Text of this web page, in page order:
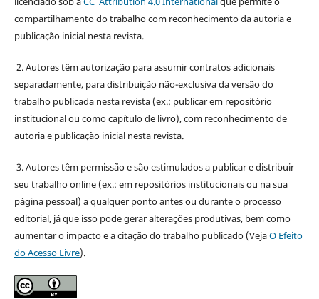
compartilhamento do trabalho com reconhecimento da autoria e
publicação inicial nesta revista.
2. Autores têm autorização para assumir contratos adicionais
separadamente, para distribuição não-exclusiva da versão do
trabalho publicada nesta revista (ex.: publicar em repositório
institucional ou como capítulo de livro), com reconhecimento de
autoria e publicação inicial nesta revista.
3. Autores têm permissão e são estimulados a publicar e distribuir
seu trabalho online (ex.: em repositórios institucionais ou na sua
página pessoal) a qualquer ponto antes ou durante o processo
editorial, já que isso pode gerar alterações produtivas, bem como
aumentar o impacto e a citação do trabalho publicado (VejaO Efeito
do Acesso Livre).